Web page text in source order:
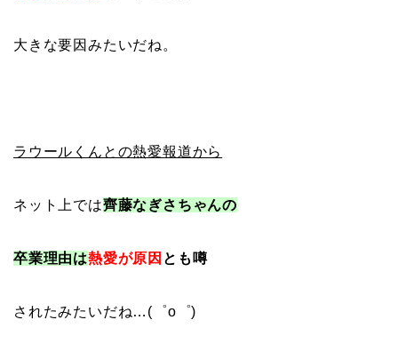
大きな要因みたいだね。
ラウールくんとの熱愛報道から
ネット上では齊藤なぎさちゃんの
卒業理由は熱愛が原因 とも噂
されたみたいだね…(゜o゜)